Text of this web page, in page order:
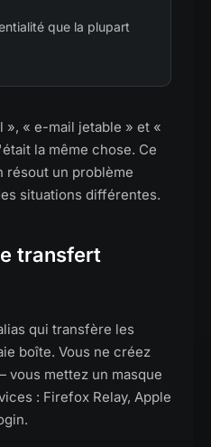
que la plupart
», « e-mail jetable » et «
la même chose. Ce
résout un problème
situations différentes.
transfert
qui transfère les
boîte. Vous ne créez
vous mettez un masque
: Firefox Relay, Apple